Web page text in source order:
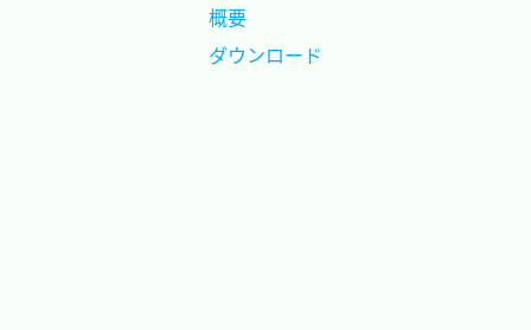
ダウンロード